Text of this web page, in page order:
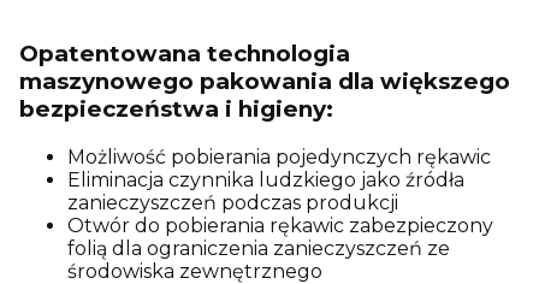
Opatentowana technologia
maszynowego pakowania dla większego
bezpieczeństwa i higieny:
Możliwość pobierania pojedynczych rękawic
Eliminacja czynnika ludzkiego jako źródła
zanieczyszczeń podczas produkcji
Otwór do pobierania rękawic zabezpieczony
folią dla ograniczenia zanieczyszczeń ze
środowiska zewnętrznego